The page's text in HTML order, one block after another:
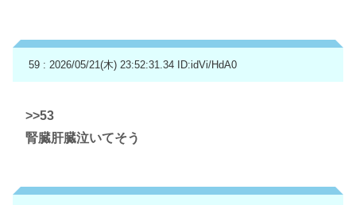
59 : 2026/05/21(木) 23:52:31.34 ID:idVi/HdA0
>>53
腎臓肝臓泣いてそう